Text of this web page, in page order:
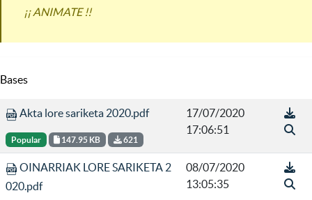
¡¡ ANIMATE !!
Bases
Akta lore sariketa 2020.pdf
Popular 147.95 KB 621
17/07/2020
17:06:51
OINARRIAK LORE SARIKETA 2
020.pdf
08/07/2020
13:05:35